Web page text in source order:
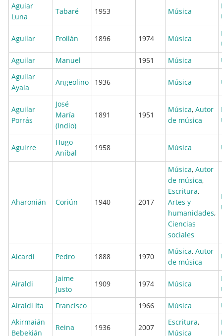
Aguiar
Luna
Tabaré 1953 Música
Aguilar Froilán 1896 1974 Música
Aguilar
Manuel 1951 Música
Aguilar
Ayala
Angeolino 1936 Música
Aguilar
Porrás
José
María
(Indio)
1891 1951
Música, Autor
de música
Aguirre
Hugo
Aníbal
1958 Música
Aharonián Coriún 1940 2017
Música, Autor
de música,
Escritura,
Artes y
humanidades,
Ciencias
sociales
Aicardi Pedro 1888 1970
Música, Autor
de música
Airaldi
Jaime
Justo
1909 1974 Música
Airaldi Ita
Francisco 1966 Música
Akirmaián
Bebekián
Reina 1936 2007
Escritura,
Música